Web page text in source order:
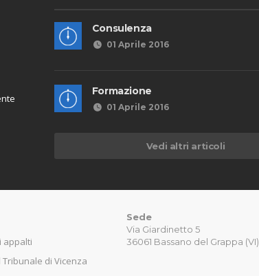
Consulenza
01 Aprile 2016
Formazione
01 Aprile 2016
Vedi altri articoli
appalti
di Vicenza
Sede
Via Giardinetto 5
36061 Bassano del Grappa (VI)